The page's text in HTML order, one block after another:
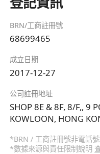
BRN/工商註冊號
68699465
成立日期
2017-12-27
公司註冊地址
SHOP 8E & 8F, 8/F,, 9
KOWLOON, HONG
*BRN / 工商註冊號非電話
*數據來源與責任限制說明